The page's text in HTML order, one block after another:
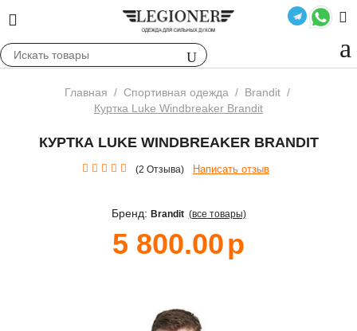
Главная / Спортивная одежда / Brandit /
Куртка Luke Windbreaker Brandit
КУРТКА LUKE WINDBREAKER BRANDIT
(2 Отзыва) Написать отзыв
Бренд: Brandit (все товары)
5 800.00р